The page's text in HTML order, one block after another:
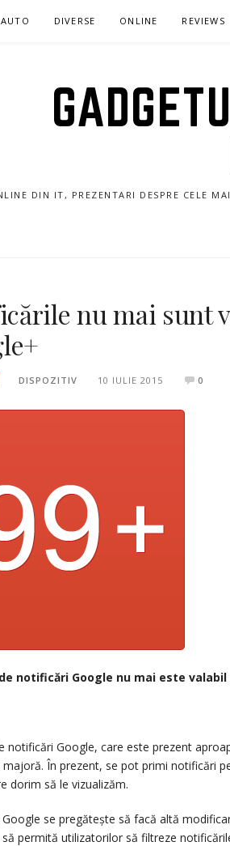
AUTO DIVERSE ONLINE REVIEWS
DIN IT, PREZENTARI DESPRE CELE
nu mai sunt
DISPOZITIV 10 IULIE 2015 0
notificări Google nu mai este
notificări Google, care este prezent
În prezent, se pot primi notificări
dorim să le vizualizăm.
Google se pregătește să facă altă
să permită utilizatorilor să filtreze